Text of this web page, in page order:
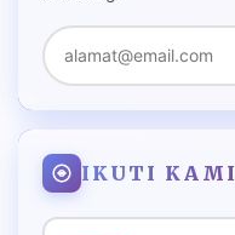
IKUTI KAMI